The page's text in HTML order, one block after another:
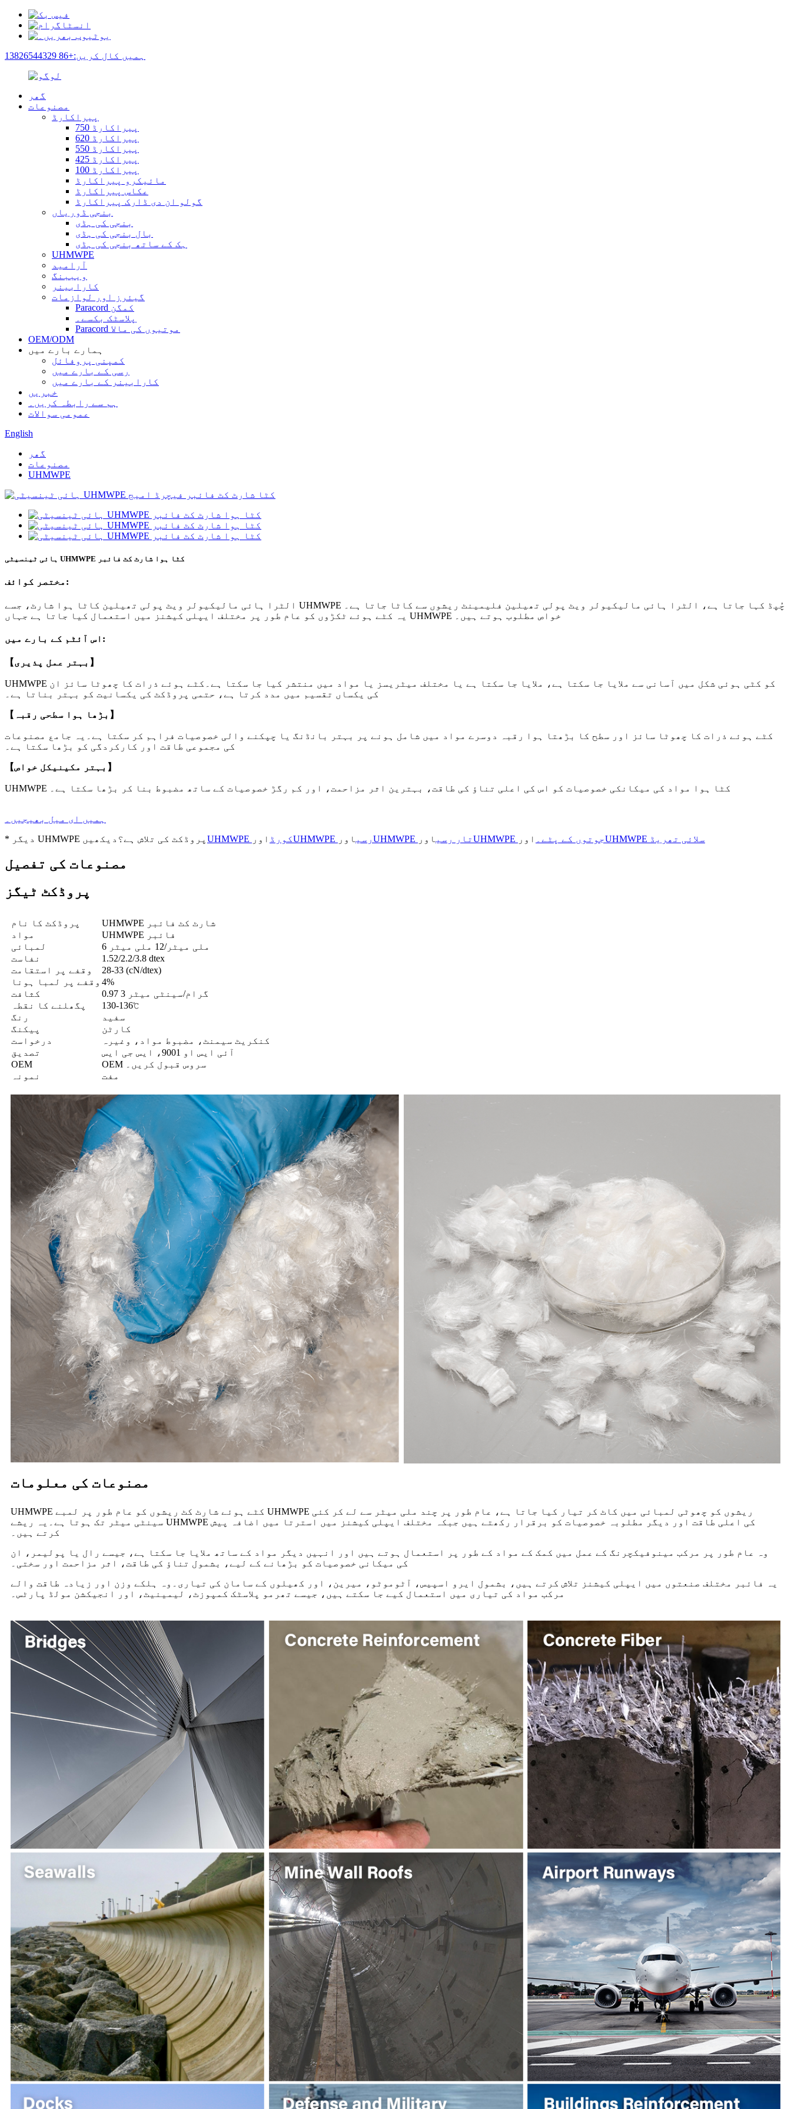
ہمیں کال کریں:+86 13826544329
گھر
مصنوعات
پیراکارڈ
پیراکارڈ 750
پیراکارڈ 620
پیراکارڈ 550
پیراکارڈ 425
پیراکارڈ 100
مائیکرو پیراکارڈ
عکاس پیراکارڈ
گولو ان دی ڈارک پیراکارڈ
بنجی ڈوریاں
بنجی کی ہڈی
بال بنجی کی ہڈی
ہک کے ساتھ بنجی کی ہڈی
UHMWPE
آرامید
ویببنگ
کارابینر
گیئرز اور لوازمات
Paracord کمگن
پلاسٹک بکسے۔
Paracord موتیوں کی مالا
OEM/ODM
ہمارے بارے میں
کمپنی پروفائل
رسی کے بارے میں
کارابینر کے بارے میں
خبریں
ہم سے رابطہ کریں۔
عمومی سوالات
English
گھر
مصنوعات
UHMWPE
ہائی ٹینسیٹی UHMWPE کٹا ہوا شارٹ کٹ فائبر
مختصر کوائف:
الٹرا ہائی مالیکیولر ویٹ پولی تھیلین کاٹا ہوا شارٹ، جسے UHMWPE چُپڈ کہا جاتا ہے، الٹرا ہائی مالیکیولر ویٹ پولی تھیلین فلیمینٹ ریشوں سے کاٹا جاتا ہے۔
یہ کٹے ہوئے ٹکڑوں کو عام طور پر مختلف ایپلی کیشنز میں استعمال کیا جاتا ہے جہاں UHMWPE خواص مطلوب ہوتے ہیں۔
اس آئٹم کے بارے میں:
【بہتر عمل پذیری】
UHMWPE کو کٹی ہوئی شکل میں آسانی سے ملایا جا سکتا ہے، ملایا جا سکتا ہے یا مختلف میٹریسز یا مواد میں منتشر کیا جا سکتا ہے۔کٹے ہوئے ذرات کا چھوٹا سائز ان
کی یکساں تقسیم میں مدد کرتا ہے، حتمی پروڈکٹ کی یکسانیت کو بہتر بناتا ہے۔
【بڑھا ہوا سطحی رقبہ】
کٹے ہوئے ذرات کا چھوٹا سائز اور سطح کا بڑھتا ہوا رقبہ دوسرے مواد میں شامل ہونے پر بہتر بانڈنگ یا چپکنے والی خصوصیات فراہم کر سکتا ہے۔یہ جامع مصنوعات
کی مجموعی طاقت اور کارکردگی کو بڑھا سکتا ہے۔
【بہتر مکینیکل خواص】
UHMWPE کٹا ہوا مواد کی میکانکی خصوصیات کو اس کی اعلی تناؤ کی طاقت، بہترین اثر مزاحمت، اور کم رگڑ خصوصیات کے ساتھ مضبوط بنا کر بڑھا سکتا ہے۔
ہمیں ای میل بھیجیں۔
* دیگر UHMWPE پروڈکٹ کی تلاش ہے؟دیکھیں
UHMWPE کورڈ اور UHMWPE رسی اور UHMWPE تار رسی اور UHMWPE جوتوں کے پٹے۔ اور UHMWPE سلائی تھریڈ
مصنوعات کی تفصیل
پروڈکٹ ٹیگز
پروڈکٹ کا نام
UHMWPE شارٹ کٹ فائبر
مواد
UHMWPE فائبر
لمبائی
6 ملی میٹر/12 ملی میٹر
نفاست
1.52/2.2/3.8 dtex
وقفے پر استقامت
28-33 (cN/dtex)
وقفے پر لمبا ہونا 4%
کثافت
0.97 گرام/سینٹی میٹر 3
پگھلنے کا نقطہ
130-136℃
رنگ
سفید
پیکنگ
کارٹن
درخواست
کنکریٹ سیمنٹ، مضبوط مواد، وغیرہ
تصدیق
آئی ایس او 9001، ایس جی ایس
OEM
OEM سروس قبول کریں۔
نمونہ
مفت
مصنوعات کی معلومات
UHMWPE کٹے ہوئے شارٹ کٹ ریشوں کو عام طور پر لمبے UHMWPE ریشوں کو چھوٹی لمبائی میں کاٹ کر تیار کیا جاتا ہے، عام طور پر چند ملی میٹر سے لے کر کئی
سینٹی میٹر تک ہوتا ہے۔یہ ریشے UHMWPE کی اعلی طاقت اور دیگر مطلوبہ خصوصیات کو برقرار رکھتے ہیں جبکہ مختلف ایپلی کیشنز میں استرتا میں اضافہ پیش
کرتے ہیں۔
وہ عام طور پر مرکب مینوفیکچرنگ کے عمل میں کمک کے مواد کے طور پر استعمال ہوتے ہیں اور انہیں دیگر مواد کے ساتھ ملایا جا سکتا ہے، جیسے رال یا پولیمر، ان
کی میکانی خصوصیات کو بڑھانے کے لیے، بشمول تناؤ کی طاقت، اثر مزاحمت اور سختی۔
یہ فائبر مختلف صنعتوں میں ایپلی کیشنز تلاش کرتے ہیں، بشمول ایرو اسپیس، آٹوموٹو، میرین، اور کھیلوں کے سامان کی تیاری۔وہ ہلکے وزن اور زیادہ طاقت والے
مرکب مواد کی تیاری میں استعمال کیے جا سکتے ہیں، جیسے تھرمو پلاسٹک کمپوزٹ، لیمینیٹ، اور انجیکشن مولڈ پارٹس۔